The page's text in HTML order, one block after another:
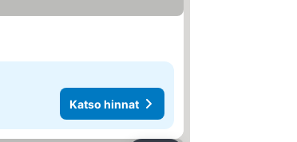
Katso hinnat